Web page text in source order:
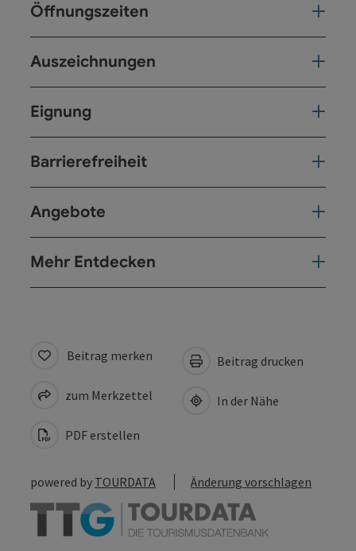
Öffnungszeiten
Auszeichnungen
Eignung
Barrierefreiheit
Angebote
Mehr Entdecken
Beitrag merken
zum Merkzettel
PDF erstellen
Beitrag drucken
In der Nähe
powered by TOURDATA Änderung vorschlagen